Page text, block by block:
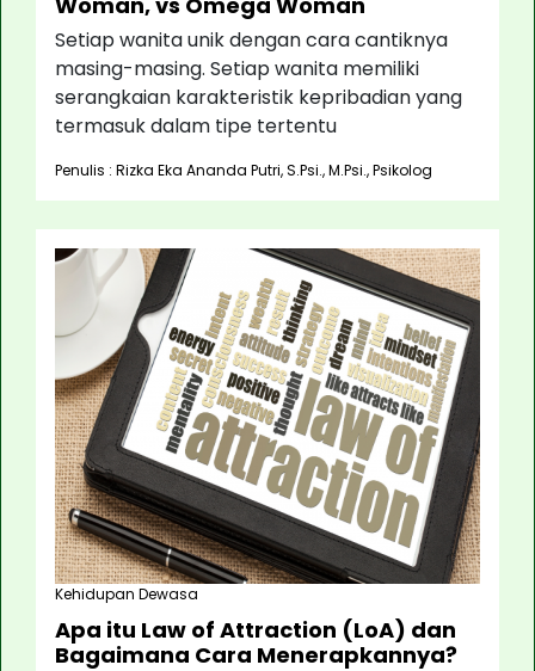
Setiap wanita unik dengan cara cantiknya
masing-masing. Setiap wanita memiliki
serangkaian karakteristik kepribadian yang
termasuk dalam tipe tertentu
Penulis : Rizka Eka Ananda Putri, S.Psi., M.Psi., Psikolog
Kehidupan Dewasa
Apa itu Law of Attraction (LoA) dan
Bagaimana Cara Menerapkannya?